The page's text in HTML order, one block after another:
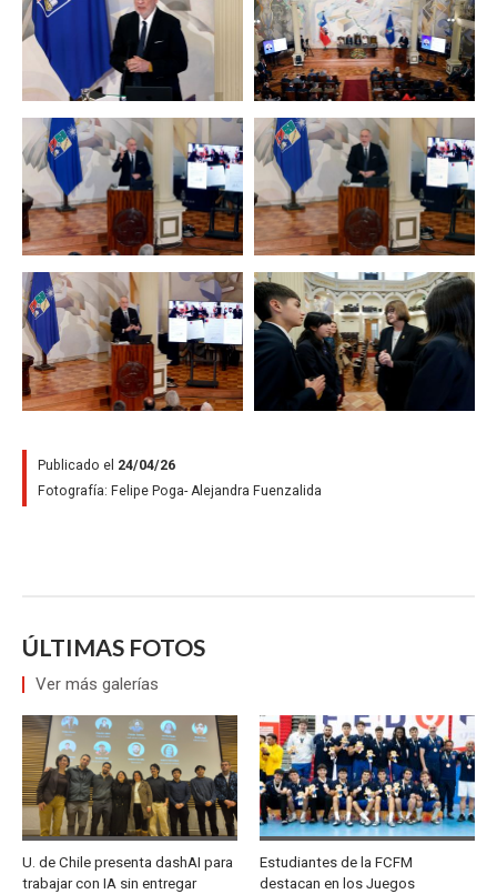
Zoom Zoom
Zoom Zoom
Publicado el 24/04/26
Fotografía: Felipe Poga- Alejandra Fuenzalida
ÚLTIMAS FOTOS
Ver más galerías
U. de Chile presenta dashAI para
trabajar con IA sin entregar
Estudiantes de la FCFM
destacan en los Juegos